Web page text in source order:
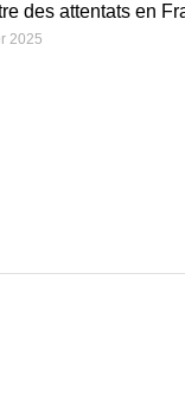
des attentats en
2025